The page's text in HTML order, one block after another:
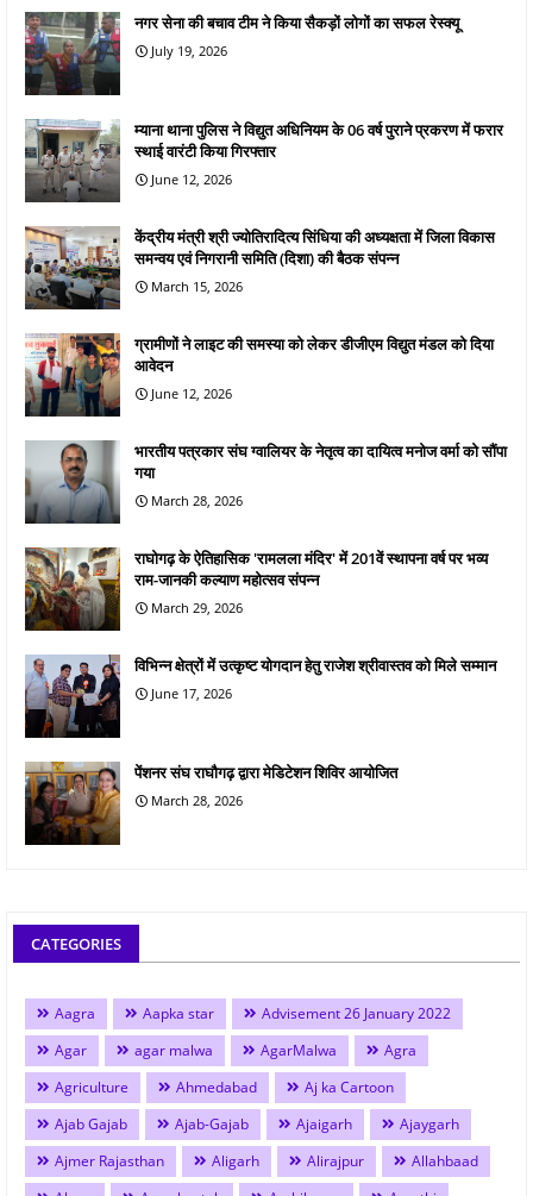
नगर सेना की बचाव टीम ने किया सैकड़ों लोगों का सफल रेस्क्यू
July 19, 2026
म्याना थाना पुलिस ने विद्युत अधिनियम के 06 वर्ष पुराने प्रकरण में फरार
स्थाई वारंटी किया गिरफ्तार
June 12, 2026
केंद्रीय मंत्री श्री ज्योतिरादित्य सिंधिया की अध्यक्षता में जिला विकास
समन्वय एवं निगरानी समिति (दिशा) की बैठक संपन्न
March 15, 2026
ग्रामीणों ने लाइट की समस्या को लेकर डीजीएम विद्युत मंडल को दिया
आवेदन
June 12, 2026
भारतीय पत्रकार संघ ग्वालियर के नेतृत्व का दायित्व मनोज वर्मा को सौंपा
गया
March 28, 2026
राघोगढ़ के ऐतिहासिक 'रामलला मंदिर' में 201वें स्थापना वर्ष पर भव्य
राम-जानकी कल्याण महोत्सव संपन्न
March 29, 2026
विभिन्न क्षेत्रों में उत्कृष्ट योगदान हेतु राजेश श्रीवास्तव को मिले सम्मान
June 17, 2026
पेंशनर संघ राघौगढ़ द्वारा मेडिटेशन शिविर आयोजित
March 28, 2026
CATEGORIES
Aagra Aapka star
Advisement 26 January 2022
Agar
agar malwa AgarMalwa
Agra
Agriculture
Ahmedabad
Aj ka Cartoon
Ajab Gajab
Ajab-Gajab Ajaigarh
Ajaygarh
Ajmer Rajasthan
Aligarh Alirajpur
Allahbaad